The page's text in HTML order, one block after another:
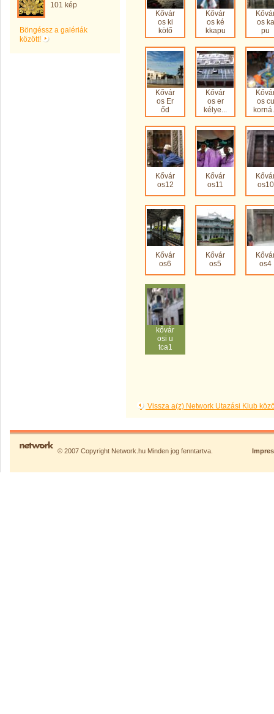
101 kép
Böngéssz a galériák
között!
Kővár
os ki
kötő
Kővár
os ké
kkapu
os ka
pu
Kővár
os Er
őd
Kővár
os er
kélye...
os cu
Kővár
os12
Kővár
os11
os10
Kővár
os6
Kővár
os5
os4
kővár
osi u
tca1
Vissza a(z) Network Utazási Klub
© 2007 Copyright Network.hu Minden jog fenntartva.